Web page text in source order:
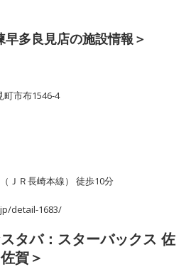
早多良見店の施設情報＞
町市布1546-4
ＪＲ長崎本線） 徒歩10分
detail-1683/
タバ：スターバックス 佐
賀＞